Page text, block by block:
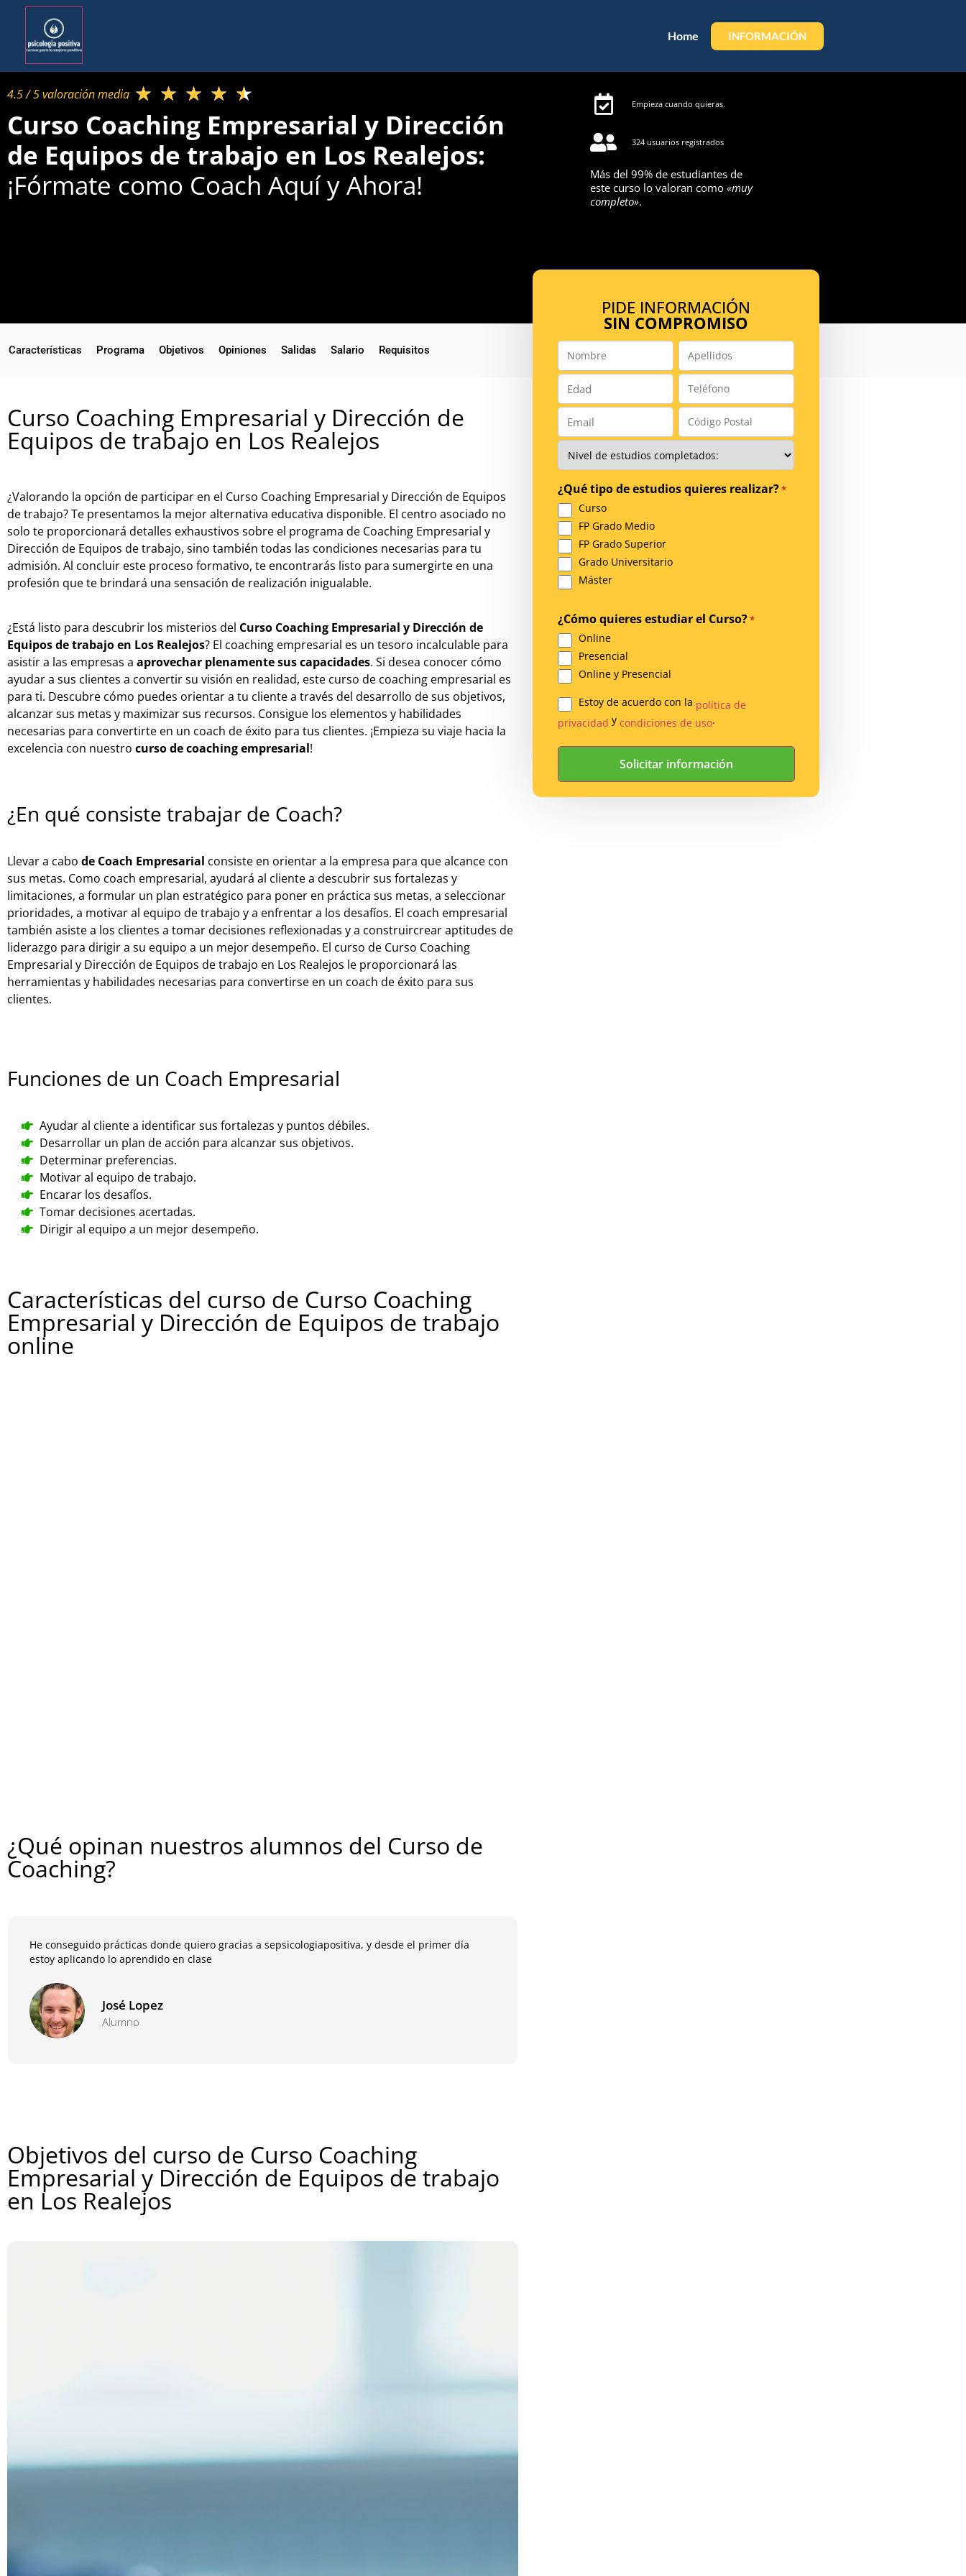
Home INFORMACIÓN
4.5 / 5 valoración media​ ★ ★ ★ ★ ★
Curso Coaching Empresarial y Dirección
de Equipos de trabajo en Los Realejos:
¡Fórmate como Coach Aquí y Ahora!
Empieza cuando quieras.
324 usuarios registrados
Más del 99% de estudiantes de
este curso lo valoran como «muy
completo».
Características Programa Objetivos Opiniones Salidas Salario Requisitos
Curso Coaching Empresarial y Dirección de
Equipos de trabajo en Los Realejos
¿Valorando la opción de participar en el Curso Coaching Empresarial y Dirección de Equipos
de trabajo? Te presentamos la mejor alternativa educativa disponible. El centro asociado no
solo te proporcionará detalles exhaustivos sobre el programa de Coaching Empresarial y
Dirección de Equipos de trabajo, sino también todas las condiciones necesarias para tu
admisión. Al concluir este proceso formativo, te encontrarás listo para sumergirte en una
profesión que te brindará una sensación de realización inigualable.
¿Está listo para descubrir los misterios del Curso Coaching Empresarial y Dirección de
Equipos de trabajo en Los Realejos? El coaching empresarial es un tesoro incalculable para
asistir a las empresas a aprovechar plenamente sus capacidades. Si desea conocer cómo
ayudar a sus clientes a convertir su visión en realidad, este curso de coaching empresarial es
para ti. Descubre cómo puedes orientar a tu cliente a través del desarrollo de sus objetivos,
alcanzar sus metas y maximizar sus recursos. Consigue los elementos y habilidades
necesarias para convertirte en un coach de éxito para tus clientes. ¡Empieza su viaje hacia la
excelencia con nuestro curso de coaching empresarial!
¿En qué consiste trabajar de Coach?
Llevar a cabo de Coach Empresarial consiste en orientar a la empresa para que alcance con
sus metas. Como coach empresarial, ayudará al cliente a descubrir sus fortalezas y
limitaciones, a formular un plan estratégico para poner en práctica sus metas, a seleccionar
prioridades, a motivar al equipo de trabajo y a enfrentar a los desafíos. El coach empresarial
también asiste a los clientes a tomar decisiones reflexionadas y a construircrear aptitudes de
liderazgo para dirigir a su equipo a un mejor desempeño. El curso de Curso Coaching
Empresarial y Dirección de Equipos de trabajo en Los Realejos le proporcionará las
herramientas y habilidades necesarias para convertirse en un coach de éxito para sus
clientes.
Funciones de un Coach Empresarial
Ayudar al cliente a identificar sus fortalezas y puntos débiles.
Desarrollar un plan de acción para alcanzar sus objetivos.
Determinar preferencias.
Motivar al equipo de trabajo.
Encarar los desafíos.
Tomar decisiones acertadas.
Dirigir al equipo a un mejor desempeño.
Características del curso de Curso Coaching
Empresarial y Dirección de Equipos de trabajo
online
¿Qué opinan nuestros alumnos del Curso de
Coaching?
He conseguido prácticas donde quiero gracias a sepsicologiapositiva, y desde el primer día
estoy aplicando lo aprendido en clase
José Lopez
Alumno
Objetivos del curso de Curso Coaching
Empresarial y Dirección de Equipos de trabajo
en Los Realejos
PIDE INFORMACIÓN
SIN COMPROMISO
Nombre
*
Apellidos
Número
*
Teléfono
Email
*
Código
Postal
*
Nivel
de
Estudios
*
¿Qué tipo de estudios quieres realizar?*
Curso
FP Grado Medio
FP Grado Superior
Grado Universitario
Máster
¿Cómo quieres estudiar el Curso?*
Online
Presencial
Online y Presencial
Legal
*
Estoy de acuerdo con la política de
privacidad y condiciones de uso.